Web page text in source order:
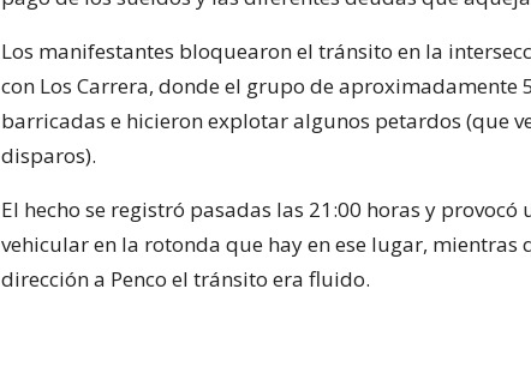
Los manifestantes bloquearon el tránsito en la
con Los Carrera, donde el grupo de aproximadamente
barricadas e hicieron explotar algunos petardos (que
disparos).
El hecho se registró pasadas las 21:00 horas y
vehicular en la rotonda que hay en ese lugar, mientras
dirección a Penco el tránsito era fluido.